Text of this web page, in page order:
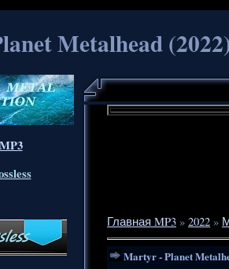
Metalhead
Главная MP3 » 2022 »
Martyr - Planet